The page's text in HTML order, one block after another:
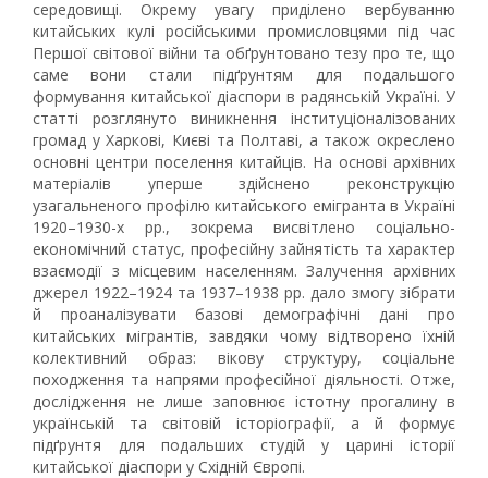
середовищі. Окрему увагу приділено вербуванню
китайських кулі російськими промисловцями під час
Першої світової війни та обґрунтовано тезу про те, що
саме вони стали підґрунтям для подальшого
формування китайської діаспори в радянській Україні. У
статті розглянуто виникнення інституціоналізованих
громад у Харкові, Києві та Полтаві, а також окреслено
основні центри поселення китайців. На основі архівних
матеріалів уперше здійснено реконструкцію
узагальненого профілю китайського емігранта в Україні
1920–1930-х рр., зокрема висвітлено соціально-
економічний статус, професійну зайнятість та характер
взаємодії з місцевим населенням. Залучення архівних
джерел 1922–1924 та 1937–1938 рр. дало змогу зібрати
й проаналізувати базові демографічні дані про
китайських мігрантів, завдяки чому відтворено їхній
колективний образ: вікову структуру, соціальне
походження та напрями професійної діяльності. Отже,
дослідження не лише заповнює істотну прогалину в
українській та світовій історіографії, а й формує
підґрунтя для подальших студій у царині історії
китайської діаспори у Східній Європі.